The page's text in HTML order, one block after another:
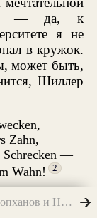
— да, к
я не
в кружок.
может быть,
Шиллер
Zahn,
Schrecken —
Wahn!
2
сказать; он
in der Stadt
Чертопханов и Недопюскин